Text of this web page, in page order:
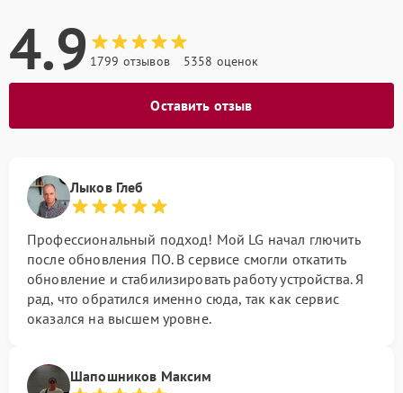
4.9 1799 отзывов 5358 оценок
Оставить отзыв
Лыков Глеб
Профессиональный подход! Мой LG начал глючить
после обновления ПО. В сервисе смогли откатить
обновление и стабилизировать работу устройства. Я
рад, что обратился именно сюда, так как сервис
оказался на высшем уровне.
Шапошников Максим